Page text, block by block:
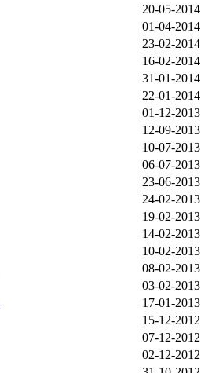
20-05-2014
01-04-2014
23-02-2014
16-02-2014
31-01-2014
22-01-2014
01-12-2013
12-09-2013
10-07-2013
06-07-2013
23-06-2013
24-02-2013
19-02-2013
14-02-2013
10-02-2013
08-02-2013
03-02-2013
17-01-2013
15-12-2012
07-12-2012
02-12-2012